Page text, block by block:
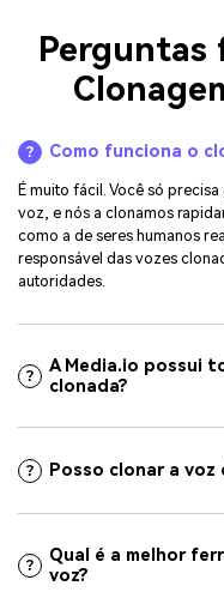
Perguntas
Como funciona o
É muito fácil. Você só
voz, e nós a clonamos
como a de seres humanos
responsável das vozes
autoridades.
A Media.io possui
clonada?
Posso clonar a
Qual é a melhor
voz?